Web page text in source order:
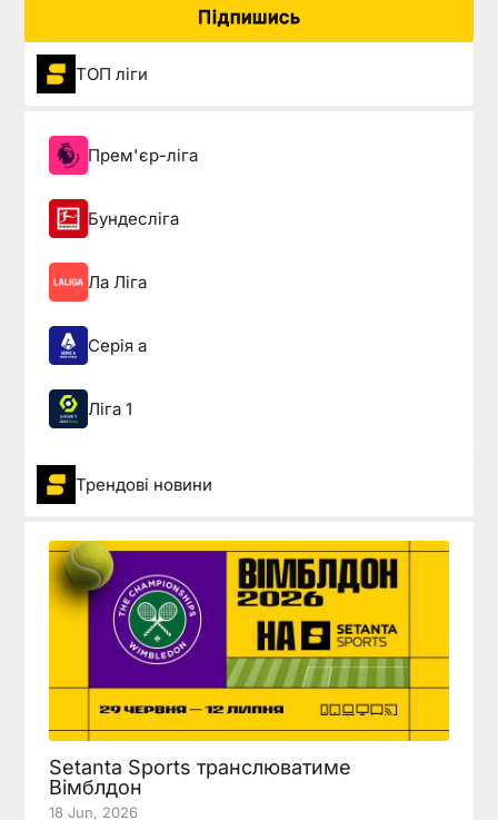
Підпишись
ТОП ліги
Прем'єр-ліга
Бундесліга
Ла Ліга
Серія а
Ліга 1
Трендові новини
Setanta Sports транслюватиме
Вімблдон
18 Jun, 2026